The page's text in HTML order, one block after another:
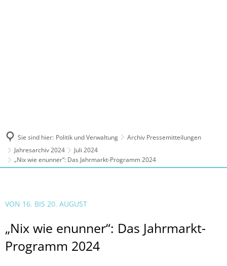
Sie sind hier: Politik und Verwaltung
Archiv Pressemitteilungen
Jahresarchiv 2024
Juli 2024
„Nix wie enunner“: Das Jahrmarkt-Programm 2024
VON 16. BIS 20. AUGUST
„Nix wie enunner“: Das Jahrmarkt-
Programm 2024